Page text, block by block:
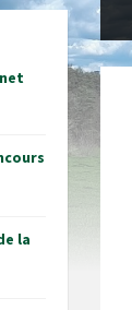
la